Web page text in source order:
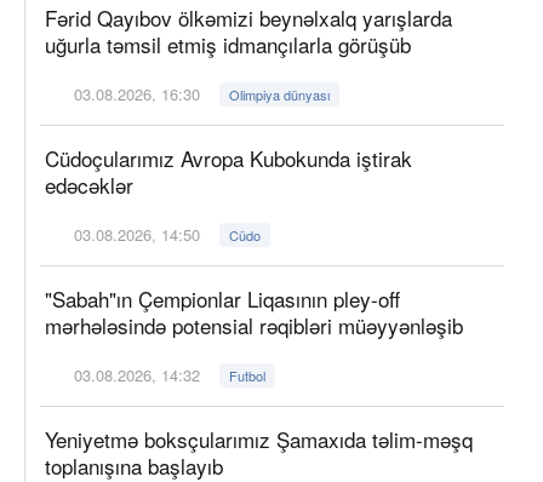
Fərid Qayıbov ölkəmizi beynəlxalq yarışlarda
uğurla təmsil etmiş idmançılarla görüşüb
03.08.2026, 16:30 Olimpiya dünyası
Cüdoçularımız Avropa Kubokunda iştirak
edəcəklər
03.08.2026, 14:50 Cüdo
"Sabah"ın Çempionlar Liqasının pley-off
mərhələsində potensial rəqibləri müəyyənləşib
03.08.2026, 14:32 Futbol
Yeniyetmə boksçularımız Şamaxıda təlim-məşq
toplanışına başlayıb